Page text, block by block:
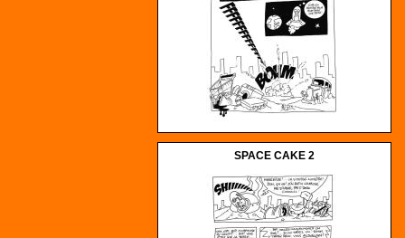
SPACE CAKE 2